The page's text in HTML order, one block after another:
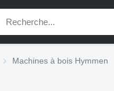
Machines à bois Hymmen